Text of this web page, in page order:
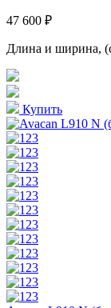
47 600 ₽
Длина и ширина,
Купить